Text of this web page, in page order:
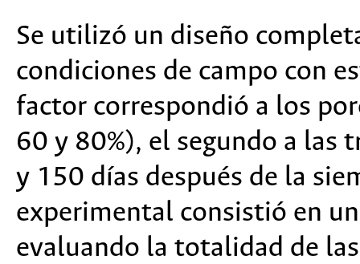
Se utilizó un diseño
condiciones de campo con
factor correspondió a los
60 y 80%), el segundo a las
y 150 días después de la
experimental consistió en
evaluando la totalidad de